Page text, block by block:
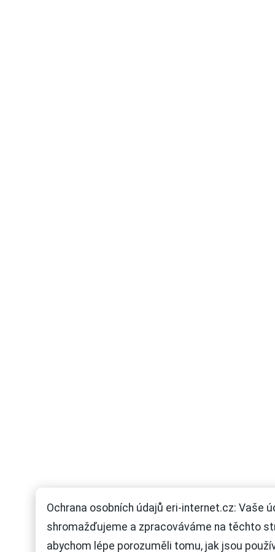
Ochrana osobních údajů eri-internet.cz: Vaše
shromažďujeme a zpracováváme na těchto
abychom lépe porozuměli tomu, jak jsou